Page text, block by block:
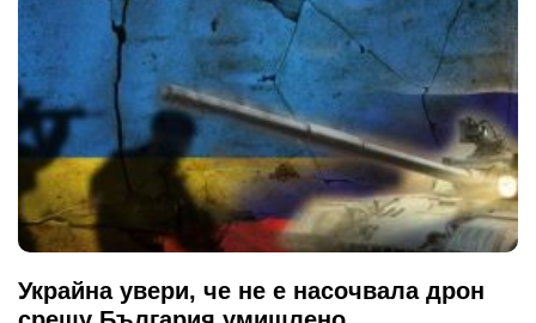
Украйна увери, че не е насочвала дрон